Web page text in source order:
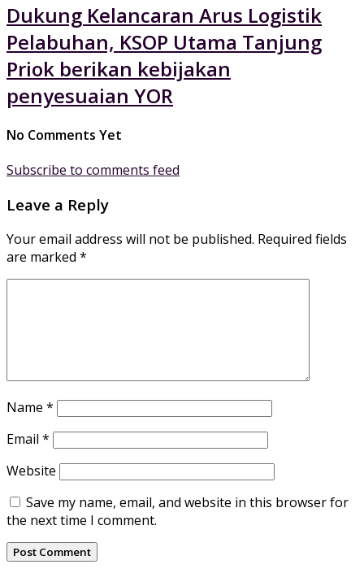
Dukung Kelancaran Arus Logistik
Pelabuhan, KSOP Utama Tanjung
Priok berikan kebijakan
penyesuaian YOR
No Comments Yet
Subscribe to comments feed
Leave a Reply
Your email address will not be published. Required fields
are marked *
Name *
Email *
Website
Save my name, email, and website in this browser for
the next time I comment.